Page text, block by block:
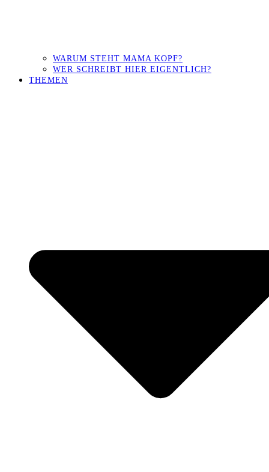
WARUM STEHT MAMA KOPF?
WER SCHREIBT HIER EIGENTLICH?
THEMEN